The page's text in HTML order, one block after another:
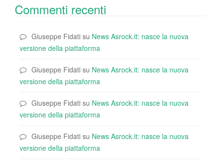
Commenti recenti
Giuseppe Fidati su News Asrock.it: nasce la nuova
versione della piattaforma
Giuseppe Fidati su News Asrock.it: nasce la nuova
versione della piattaforma
Giuseppe Fidati su News Asrock.it: nasce la nuova
versione della piattaforma
Giuseppe Fidati su News Asrock.it: nasce la nuova
versione della piattaforma